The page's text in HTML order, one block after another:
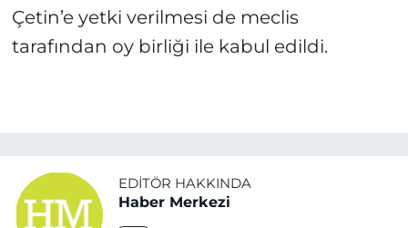
Çetin’e yetki verilmesi de meclis
tarafından oy birliği ile kabul edildi.
EDITÖR HAKKINDA
Haber Merkezi